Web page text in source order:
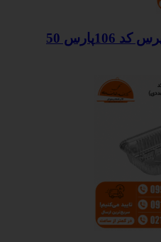
ظرف آلومینیومی یک و نیم پرس کد 106پارس 50